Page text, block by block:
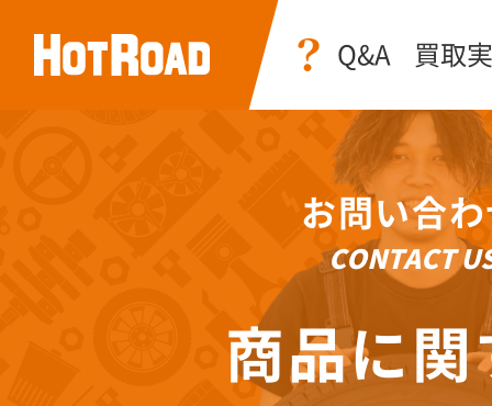
Q&A 買取
お問い合
CONTACT
商品に関